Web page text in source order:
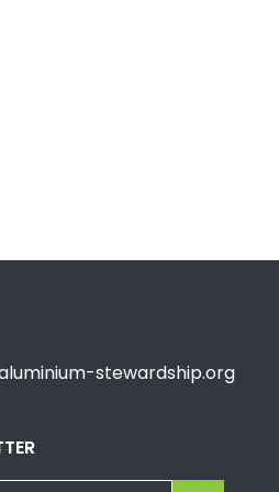
stewardship.org